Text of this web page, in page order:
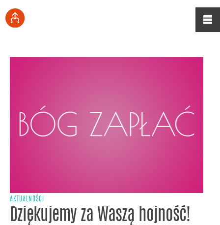
AKTUALNOŚCI
Dziękujemy za Waszą hojność!